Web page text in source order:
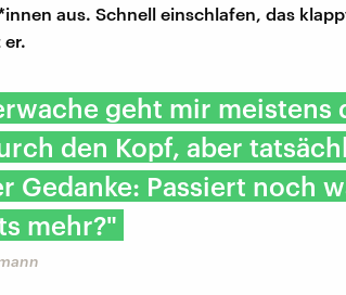
aus. Schnell einschlafen, das
geht mir meistens
den Kopf, aber
Gedanke: Passiert noch
mehr?"